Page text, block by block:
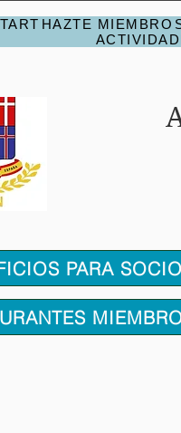
HAZTE MIEMBRO
PARA